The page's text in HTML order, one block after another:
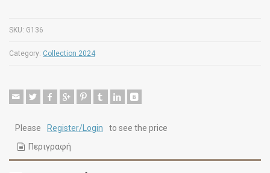
SKU: G136
Category: Collection 2024
Please Register/Login
to see the price
Περιγραφή